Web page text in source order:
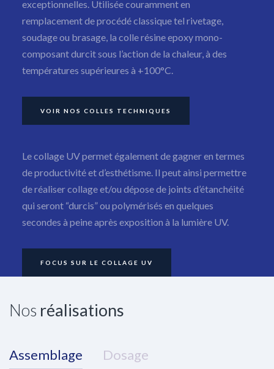
exceptionnelles. Utilisée couramment en
remplacement de procédé classique tel rivetage,
soudage ou brasage, la colle résine epoxy mono-
composant durcit sous l’action de la chaleur, à des
températures supérieures à +100°C.
VOIR NOS COLLES TECHNIQUES
Le collage UV permet également de gagner en termes
de productivité et d’esthétisme. Il peut ainsi permettre
de réaliser collage et/ou dépose de joints d’étanchéité
qui seront “durcis” ou polymérisés en quelques
secondes à peine après exposition à la lumière UV.
FOCUS SUR LE COLLAGE UV
Nos réalisations
Assemblage Dosage